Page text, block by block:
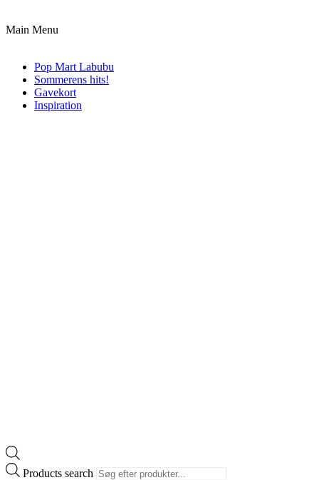
Main Menu
Pop Mart Labubu
Sommerens hits!
Gavekort
Inspiration
Products search